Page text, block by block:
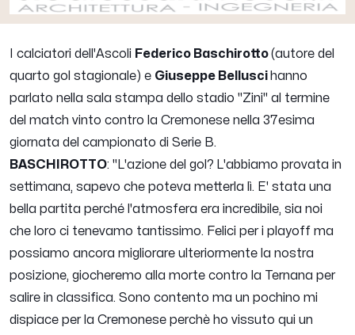
I calciatori dell'Ascoli Federico Baschirotto(autore del
quarto gol stagionale) e Giuseppe Bellusci hanno
parlato nella sala stampa dello stadio "Zini" al termine
del match vinto contro la Cremonese nella 37esima
giornata del campionato di Serie B.
BASCHIROTTO: "L'azione del gol? L'abbiamo provata in
settimana, sapevo che poteva metterla lì. E' stata una
bella partita perché l'atmosfera era incredibile, sia noi
che loro ci tenevamo tantissimo. Felici per i playoff ma
possiamo ancora migliorare ulteriormente la nostra
posizione, giocheremo alla morte contro la Ternana per
salire in classifica. Sono contento ma un pochino mi
dispiace per la Cremonese perchè ho vissuto qui un